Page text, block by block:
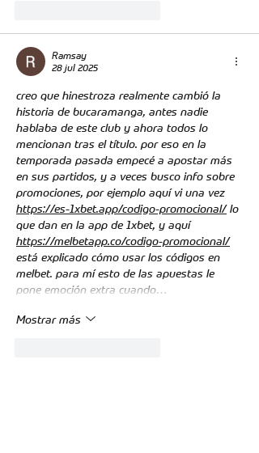
Ramsay
28 jul 2025
creo que hinestroza realmente cambió la
historia de bucaramanga, antes nadie
hablaba de este club y ahora todos lo
mencionan tras el título. por eso en la
temporada pasada empecé a apostar más
en sus partidos, y a veces busco info sobre
promociones, por ejemplo aquí vi una vez
https://es-1xbet.app/codigo-promocional/ lo
que dan en la app de 1xbet, y aquí
https://melbetapp.co/codigo-promocional/
está explicado cómo usar los códigos en
melbet. para mí esto de las apuestas le
pone emoción extra cuando…
Mostrar más